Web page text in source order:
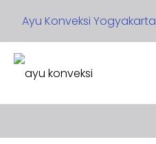
Ayu Konveksi Yogyakarta